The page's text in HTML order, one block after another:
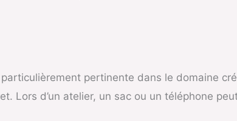
pertinente dans le domaine
Lors d’un atelier, un sac ou un téléphone